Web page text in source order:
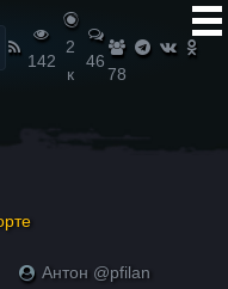
142
2
к
46
78
Антон @pfilan